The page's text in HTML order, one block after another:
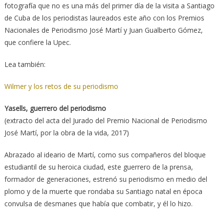
fotografía que no es una más del primer día de la visita a Santiago
de Cuba de los periodistas laureados este año con los Premios
Nacionales de Periodismo José Martí y Juan Gualberto Gómez,
que confiere la Upec.
Lea también:
Wilmer y los retos de su periodismo
Yasells, guerrero del periodismo
(extracto del acta del Jurado del Premio Nacional de Periodismo
José Martí, por la obra de la vida, 2017)
Abrazado al ideario de Martí, como sus compañeros del bloque
estudiantil de su heroica ciudad, este guerrero de la prensa,
formador de generaciones, estrenó su periodismo en medio del
plomo y de la muerte que rondaba su Santiago natal en época
convulsa de desmanes que había que combatir, y él lo hizo.